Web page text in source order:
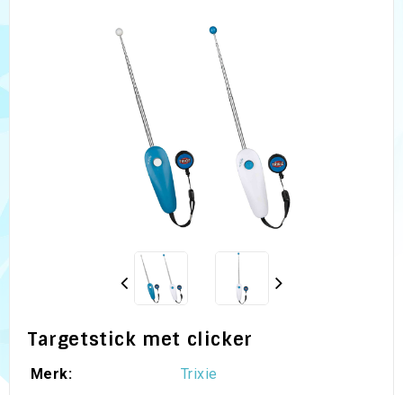
Targetstick met clicker
Merk:
Trixie